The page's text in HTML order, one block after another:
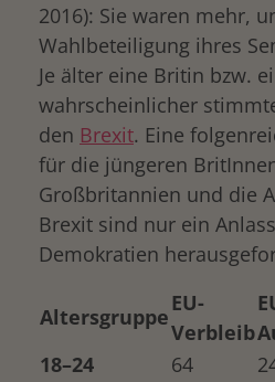
2016): Sie waren mehr,
Wahlbeteiligung ihres
Je älter eine Britin bzw.
wahrscheinlicher
den Brexit. Eine
für die jüngeren
Großbritannien und die
Brexit sind nur ein
Demokratien
Altersgruppe
EU-
Verbleib
18–24
64